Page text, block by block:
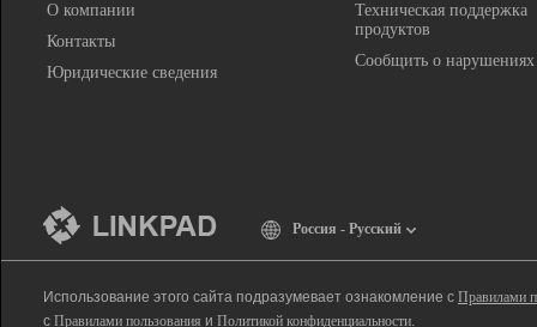
О компании
Контакты
Юридические сведения
Техническая поддержка
продуктов
Сообщить о нарушениях
Россия - Русский
Использование этого сайта подразумевает ознакомление с Правилами
с Правилами пользования и Политикой конфиденциальности.